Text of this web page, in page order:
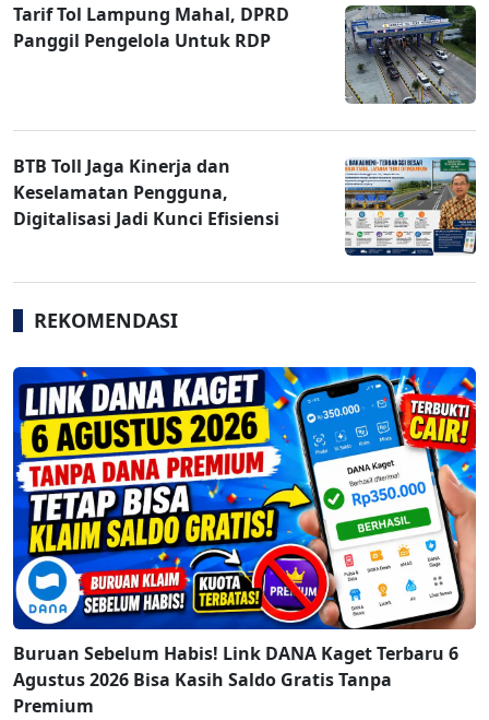
Tarif Tol Lampung Mahal, DPRD
Panggil Pengelola Untuk RDP
BTB Toll Jaga Kinerja dan
Keselamatan Pengguna,
Digitalisasi Jadi Kunci Efisiensi
REKOMENDASI
Buruan Sebelum Habis! Link DANA Kaget Terbaru 6
Agustus 2026 Bisa Kasih Saldo Gratis Tanpa
Premium